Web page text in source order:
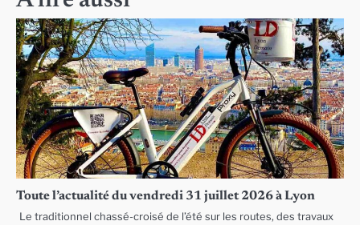
Toute l’actualité du vendredi 31 juillet 2026 à Lyon
Le traditionnel chassé-croisé de l’été sur les routes, des travaux